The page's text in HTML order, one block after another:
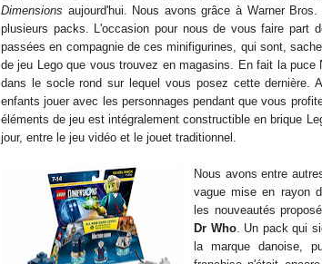
Dimensions aujourd'hui. Nous avons grâce à Warner Bros.
plusieurs packs. L'occasion pour nous de vous faire part
passées en compagniede ces minifigurines, qui sont,
de jeu Lego que vous trouvez en magasins. En fait la
dans le socle rond sur lequel vous posez cette dernière.
enfantsjouer avec les personnages pendant que vous
éléments de jeu est intégralement constructible en brique
jour, entre le jeu vidéo et le jouet traditionnel.
Nous avons entre
vague mise en rayon
les nouveautés
Dr Who. Un pack qui
la marque danoise,